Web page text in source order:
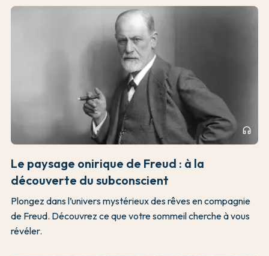
headphones
Le paysage onirique de Freud : à la
découverte du subconscient
Plongez dans l’univers mystérieux des rêves en compagnie
de Freud. Découvrez ce que votre sommeil cherche à vous
révéler.